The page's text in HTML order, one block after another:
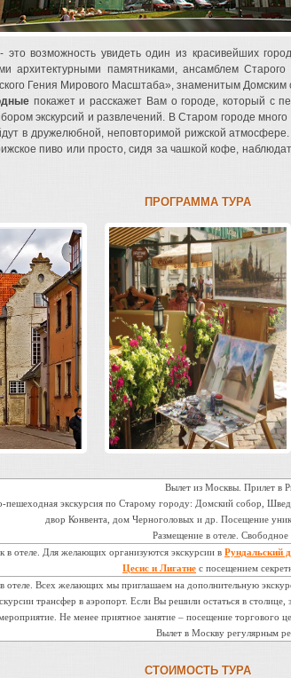
- это возможность увидеть один из красивейших
архитектурными памятниками, ансамблем
Гения Мирового Масштаба», знаменитым
покажет и расскажет Вам о городе, который с
экскурсий и развлечений. В Старом городе
в дружелюбной, неповторимой рижской
пиво или просто, сидя за чашкой кофе,
ПРОГРАММА ТУРА
Вылет из Москвы. Прилет в
пешеходная экскурсия по Старому городу: Домский собор,
двор Конвента, дом Черноголовых и др. Посещение
Размещение в отеле. Свободное
в отеле. Для желающих организуются экскурсии в Рундальский
Цесис и Лигатне с посещением
в отеле. Всех желающих мы приглашаем на дополнительную
трансфер в аэропорт. Если Вы решили остаться в
Не менее приятное занятие – посещение торгового
Вылет в Москву регулярным
СТОИМОСТЬ ТУРА